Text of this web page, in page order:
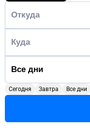
Сегодня Завтра Все дни